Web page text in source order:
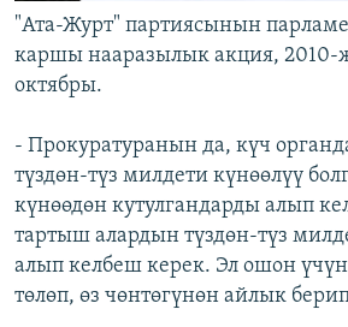
"Ата-Журт" партиясынын
каршы нааразылык акция,
октябры.
- Прокуратуранын да, күч
түздөн-түз милдети күнөөлүү
күнөөдөн кутулгандарды алып
тартыш алардын түздөн-түз
алып келбеш керек. Эл ошон
төлөп, өз чөнтөгүнөн айлык